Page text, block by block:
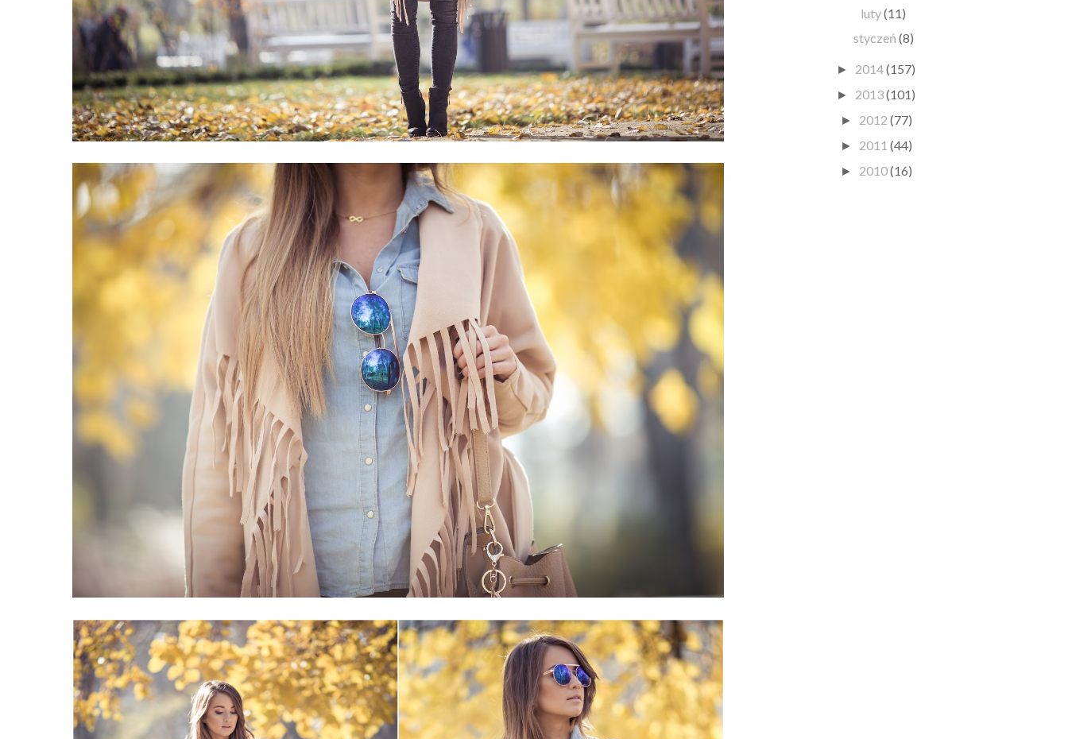
luty(11)
styczeń (8)
► 2014(157)
► 2013(101)
► 2012 (77)
► 2011 (44)
► 2010(16)